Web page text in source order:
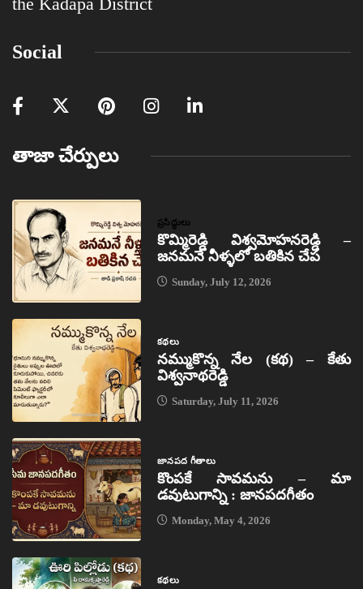
Social
తాజా చేర్పులు
ప్రసిద్ధులు
కొమ్మిరెడ్డి విశ్వమోహనరెడ్డి –
జనమనే నీళ్ళలో బతికిన చేప
Sunday, July 12, 2026
కథలు
నమ్ముకొన్న నేల (కథ) – కేతు
విశ్వనాథరెడ్డి
Saturday, July 11, 2026
జానపద గీతాలు
కొంపకే సావమను – మా
డవుటుగాన్ని : జానపదగీతం
Monday, May 4, 2026
కథలు